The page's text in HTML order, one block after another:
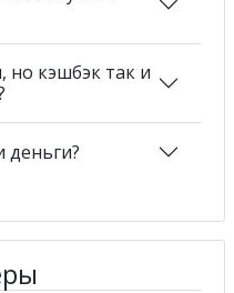
но кэшбэк так и
деньги?